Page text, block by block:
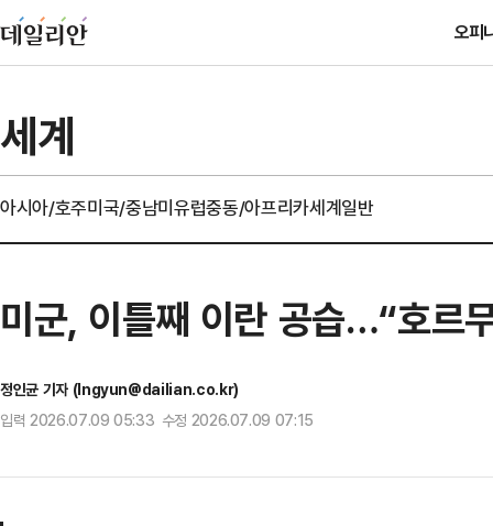
오피
세계
아시아/호주미국/중남미유럽중동/아프리카세계일반
미군, 이틀째 이란 공습…“호르
정인균 기자 (Ingyun@dailian.co.kr)
입력 2026.07.09 05:33 수정 2026.07.09 07:15